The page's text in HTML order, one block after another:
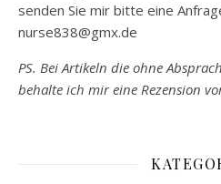
senden Sie mir bitte eine
nurse838@gmx.de
PS. Bei Artikeln die ohne
behalte ich mir eine Rezension